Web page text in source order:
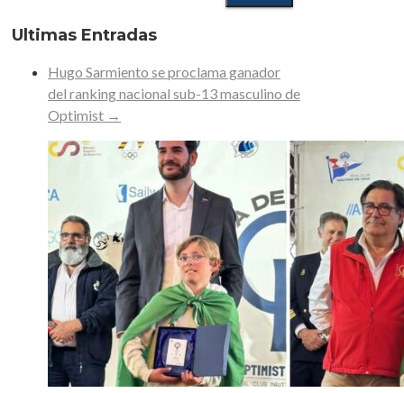
Ultimas Entradas
Hugo Sarmiento se proclama ganador
del ranking nacional sub-13 masculino de
Optimist →